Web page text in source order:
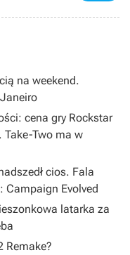
na weekend.
cena gry Rockstar
Take-Two ma w
cios. Fala
Campaign Evolved
latarka za
Remake?